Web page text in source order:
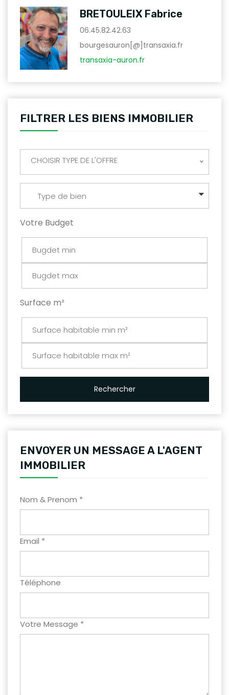
BRETOULEIX Fabrice
06.45.82.42.63
bourgesauron[@]transaxia.fr
transaxia-auron.fr
FILTRER LES BIENS IMMOBILIER
CHOISIR TYPE DE L'OFFRE
Type de bien
Votre Budget
Surface m²
Rechercher
ENVOYER UN MESSAGE A L'AGENT
IMMOBILIER
Nom & Prenom *
Email *
Téléphone
Votre Message *